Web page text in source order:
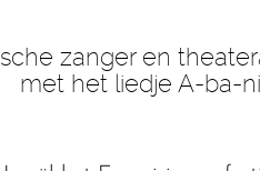
zanger en
met het liedje A-ba-